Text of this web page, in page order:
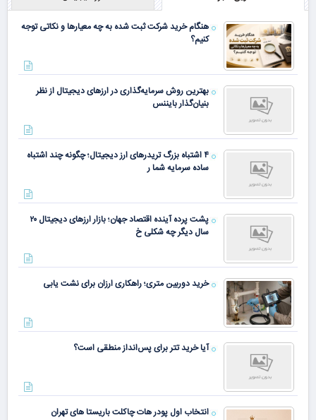
هنگام خرید شرکت ثبت شده به چه معیارها و نکاتی توجه
کنیم؟
بهترین روش سرمایه‌گذاری در ارزهای دیجیتال از نظر
بنیان‌گذار بایننس
۴ اشتباه بزرگ تریدرهای ارز دیجیتال؛ چگونه چند اشتباه
ساده سرمایه شما ر
پشت پرده آینده اقتصاد جهان؛ بازار ارزهای دیجیتال ۲۰
سال دیگر چه شکلی خ
خرید دوربین متری؛ راهکاری ارزان برای نشت یابی
آیا خرید تتر برای پس‌انداز منطقی است؟
انتخاب اول پودر هات چاکلت باریستا های تهران